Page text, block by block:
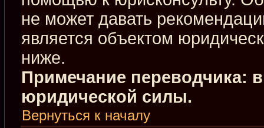
не может давать
является объектом
ниже.
Примечание переводчика:
юридической силы.
Вернуться к началу